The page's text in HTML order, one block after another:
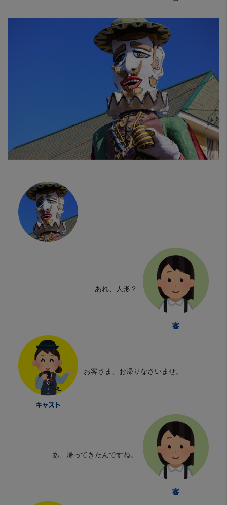
……
あれ、人形？
お客さま、お帰りなさいませ。
あ、帰ってきたんですね。